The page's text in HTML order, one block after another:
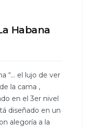
Habana
“… el lujo de ver
la cama ,
en el 3er nivel
diseñado en un
alegoría a la